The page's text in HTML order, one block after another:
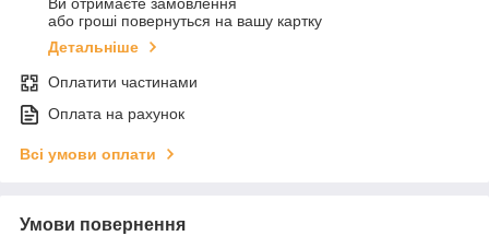
Ви отримаєте замовлення
або гроші повернуться на вашу картку
Детальніше
Оплатити частинами
Оплата на рахунок
Всі умови оплати
Умови повернення